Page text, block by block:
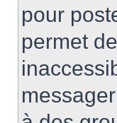
pour
permet